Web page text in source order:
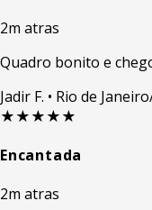
2m atras
Quadro bonito e
Jadir F. • Rio de
★★★★★
Encantada
2m atras